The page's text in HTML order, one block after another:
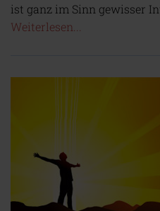
ist ganz im Sinn gewisser
Weiterlesen...